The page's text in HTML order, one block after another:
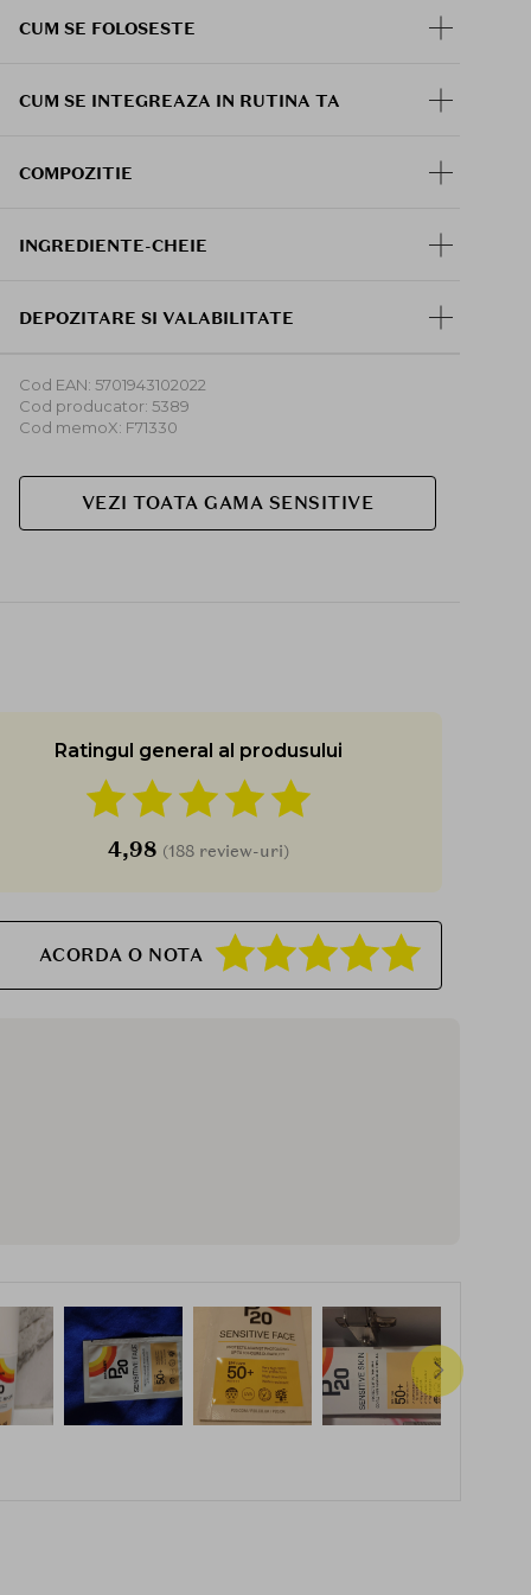
CUM SE FOLOSESTE
CUM SE INTEGREAZA IN RUTINA TA
COMPOZITIE
INGREDIENTE-CHEIE
DEPOZITARE SI VALABILITATE
Cod EAN: 5701943102022
Cod producator: 5389
Cod memoX: F71330
VEZI TOATA GAMA SENSITIVE
Ratingul general al produsului
4,98 (188 review-uri)
ACORDA O NOTA